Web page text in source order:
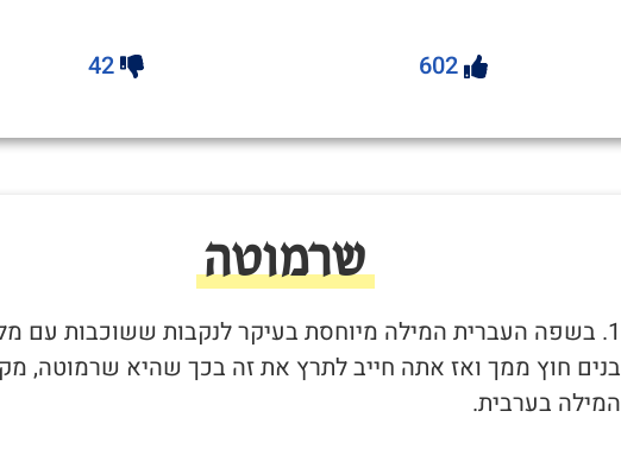
602
42
שרמוטה
1. בשפה העברית המילה מיוחסת בעיקר לנקבות ששוכבות עם
בנים חוץ ממך ואז אתה חייב לתרץ את זה בכך שהיא שרמוטה,
המילה בערבית.